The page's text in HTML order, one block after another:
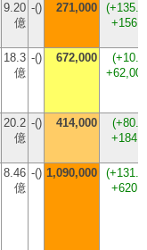
9.20
億
-() 271,000 (
18.3
億
-() 672,000 (
20.2
億
-() 414,000 (
8.46
億
-() 1,090,000 (